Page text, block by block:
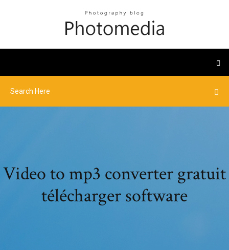
Video to mp3 converter gratuit
télécharger software